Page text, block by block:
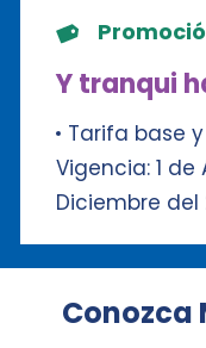
Y tranqui
Tarifa base
Vigencia: 1 de
Diciembre del
Conozca